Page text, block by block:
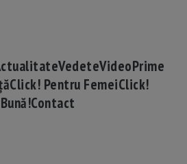
VedeteVideoPrime
Click! Pentru FemeiClick!
Contact